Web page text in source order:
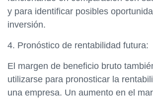
y para identificar posibles
inversión.
4. Pronóstico de rentabilidad futura:
El margen de beneficio bruto
utilizarse para pronosticar la
una empresa. Un aumento en el